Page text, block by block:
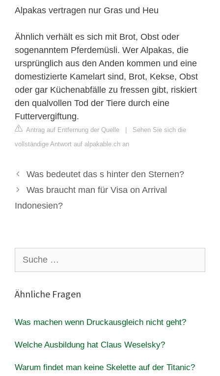
Alpakas vertragen nur Gras und Heu
Ähnlich verhält es sich mit Brot, Obst oder
sogenanntem Pferdemüsli. Wer Alpakas, die
ursprünglich aus den Anden kommen und eine
domestizierte Kamelart sind, Brot, Kekse, Obst
oder gar Küchenabfälle zu fressen gibt, riskiert
den qualvollen Tod der Tiere durch eine
Futtervergiftung.
Antrag auf Entfernung der Quelle | Sehen Sie sich die
vollständige Antwort auf alpakable.ch an
Was bedeutet das s hinter den Sternen?
Was braucht man für Visa on Arrival
Indonesien?
nach:
Ähnliche Fragen
Was machen wenn Druckausgleich nicht geht?
Welche Ausbildung hat Claus Weselsky?
Warum findet man keine Skelette auf der Titanic?